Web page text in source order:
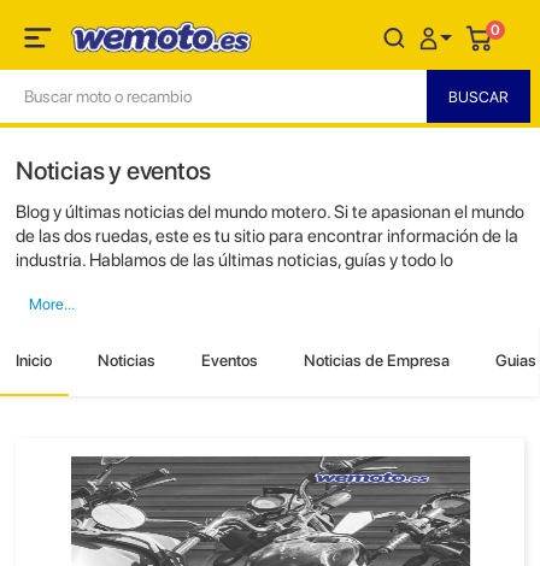
0
Noticias y eventos
Blog y últimas noticias del mundo motero. Si te apasionan el mundo
de las dos ruedas, este es tu sitio para encontrar información de la
industria. Hablamos de las últimas noticias, guías y todo lo
Inicio Noticias Eventos Noticias de Empresa Guias